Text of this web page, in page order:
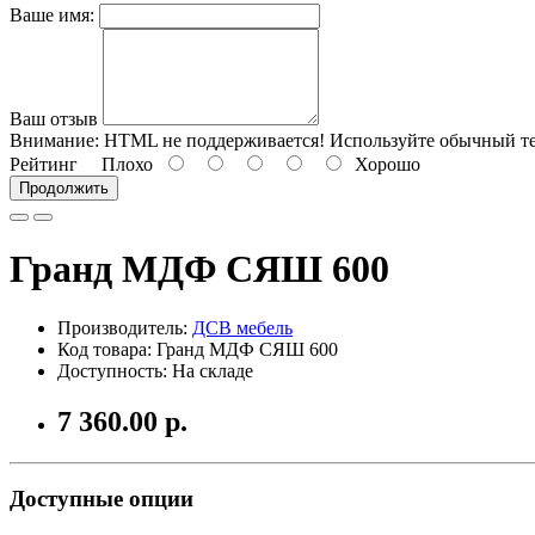
Ваше имя:
Ваш отзыв
Внимание: HTML не поддерживается! Используйте обычный
Рейтинг Плохо Хорошо
Продолжить
Гранд МДФ СЯШ 600
Производитель: ДСВ мебель
Код товара: Гранд МДФ СЯШ 600
Доступность: На складе
7 360.00 р.
Доступные опции